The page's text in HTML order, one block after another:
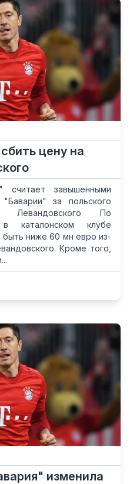
цену на
считает завышенными
за польского
Левандовского По
каталонском клубе
ниже 60 мн евро из-
Кроме того,
изменила